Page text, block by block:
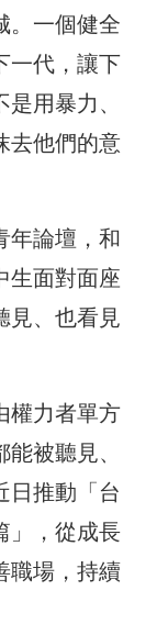
。一個健全
一代，讓下
用暴力、
去他們的意
年論壇，和
生面對面座
見、也看見
權力者單方
被聽見、
日推動「台
，從成長
職場，持續